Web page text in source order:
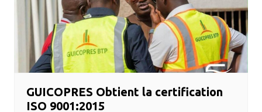
GUICOPRES Obtient la certification
ISO 9001:2015